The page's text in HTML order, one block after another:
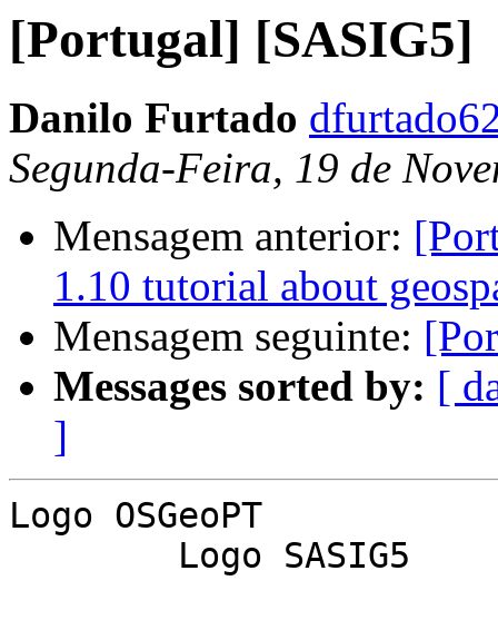
[Portugal] [SASIG5]
Danilo Furtado
Segunda-Feira, 19 de
Mensagem anterior:
1.10 tutorial about
Mensagem seguinte:
Messages sorted by: [
]
Logo OSGeoPT